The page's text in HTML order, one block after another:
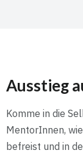
Ausstieg
Komme in die
MentorInnen,
befreist und in